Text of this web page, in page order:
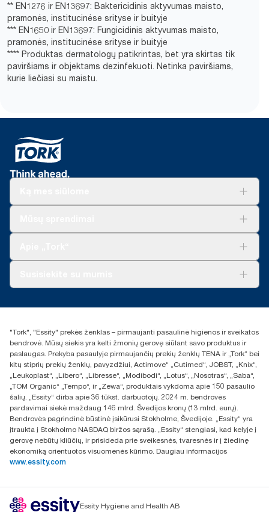
** EN1276 ir EN13697: Baktericidinis aktyvumas maisto,
pramonės, institucinėse srityse ir buityje
*** EN1650 ir EN13697: Fungicidinis aktyvumas maisto,
pramonės, institucinėse srityse ir buityje
**** Produktas dermatologų patikrintas, bet yra skirtas tik
paviršiams ir objektams dezinfekuoti. Netinka paviršiams,
kurie liečiasi su maistu.
+370 5 268 3455
UAB Essity Lithuania
Naugarduko g. 98
LT-03160 Vilnius, Lietuva
"Tork", "Essity" prekės ženklas – pirmaujanti pasaulinė higienos ir sveikatos
bendrovė. Mūsų siekis yra kelti žmonių gerovę siūlant savo produktus ir
paslaugas. Prekyba pasaulyje pirmaujančių prekių ženklų TENA ir „Tork“ bei
kitų stiprių prekių ženklų, pavyzdžiui, Actimove“ „Cutimed“, JOBST, „Knix“,
„Leukoplast“, „Libero“, „Libresse“, „Modibodi“, „Lotus“, „Nosotras“, „Saba“,
„TOM Organic“ „Tempo“, ir „Zewa“, produktais vykdoma apie 150 pasaulio
šalių. „Essity“ dirba apie 36 tūkst. darbuotojų. 2024 m. bendrovės
pardavimai siekė maždaug 146 mlrd. Švedijos kronų (13 mlrd. eurų).
Bendrovės pagrindinė būstinė įsikūrusi Stokholme, Švedijoje. „Essity“ yra
įtraukta į Stokholmo NASDAQ biržos sąrašą. „Essity“ stengiasi, kad kelyje į
gerovę nebūtų kliūčių, ir prisideda prie sveikesnės, tvaresnės ir į žiedinę
ekonomiką orientuotos visuomenės kūrimo. Daugiau informacijos
www.essity.com
Essity Hygiene and Health AB